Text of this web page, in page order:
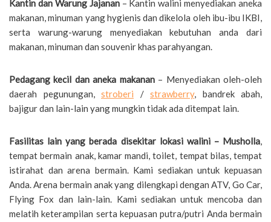
Kantin dan Warung Jajanan– Kantin walini menyediakan aneka
makanan, minuman yang hygienis dan dikelola oleh ibu-ibu IKBI,
serta warung-warung menyediakan kebutuhan anda dari
makanan, minuman dan souvenir khas parahyangan.
Pedagang kecil dan aneka makanan– Menyediakan oleh-oleh
daerah pegunungan, stroberi / strawberry, bandrek abah,
bajigur dan lain-lain yang mungkin tidak ada ditempat lain.
Fasilitas lain yang berada disekitar lokasi walini – Musholla,
tempat bermain anak, kamar mandi, toilet, tempat bilas, tempat
istirahat dan arena bermain. Kami sediakan untuk kepuasan
Anda. Arena bermain anak yang dilengkapi dengan ATV, Go Car,
Flying Fox dan lain-lain. Kami sediakan untuk mencoba dan
melatih keterampilan serta kepuasan putra/putri Anda bermain